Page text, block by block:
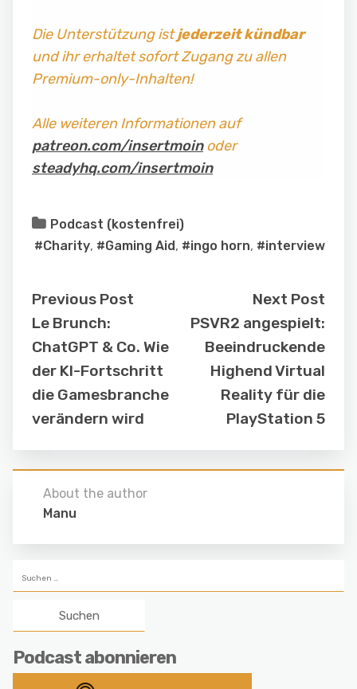
Die Unterstützung istjederzeit kündbar
und ihr erhaltet sofort Zugang zu allen
Premium-only-Inhalten!
Alle weiteren Informationen auf
patreon.com/insertmoinoder
steadyhq.com/insertmoin
Podcast (kostenfrei)
#Charity, #Gaming Aid , #ingo horn, #interview
Previous Post
Le Brunch:
ChatGPT & Co. Wie
der KI-Fortschritt
die Gamesbranche
verändern wird
Next Post
PSVR2 angespielt:
Beeindruckende
Highend Virtual
Reality für die
PlayStation 5
About the author
Manu
nach:
Podcast abonnieren